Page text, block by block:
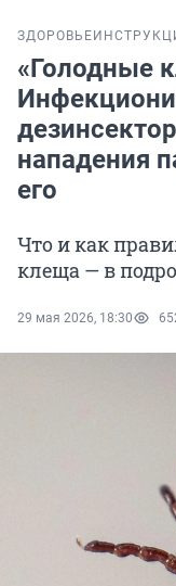
ЗДОРОВЬЕ
«Голодные
нападения
его
Что и как
клеща — в
29 мая 2026, 18:30